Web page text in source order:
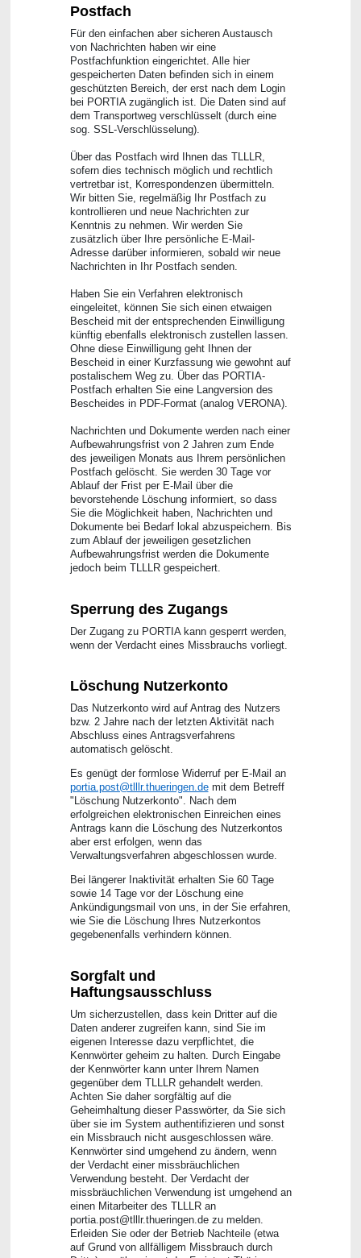
Postfach
Für den einfachen aber sicheren Austausch
von Nachrichten haben wir eine
Postfachfunktion eingerichtet. Alle hier
gespeicherten Daten befinden sich in einem
geschützten Bereich, der erst nach dem Login
bei PORTIA zugänglich ist. Die Daten sind auf
dem Transportweg verschlüsselt (durch eine
sog. SSL-Verschlüsselung).
Über das Postfach wird Ihnen das TLLLR,
sofern dies technisch möglich und rechtlich
vertretbar ist, Korrespondenzen übermitteln.
Wir bitten Sie, regelmäßig Ihr Postfach zu
kontrollieren und neue Nachrichten zur
Kenntnis zu nehmen. Wir werden Sie
zusätzlich über Ihre persönliche E-Mail-
Adresse darüber informieren, sobald wir neue
Nachrichten in Ihr Postfach senden.
Haben Sie ein Verfahren elektronisch
eingeleitet, können Sie sich einen etwaigen
Bescheid mit der entsprechenden Einwilligung
künftig ebenfalls elektronisch zustellen lassen.
Ohne diese Einwilligung geht Ihnen der
Bescheid in einer Kurzfassung wie gewohnt auf
postalischem Weg zu. Über das PORTIA-
Postfach erhalten Sie eine Langversion des
Bescheides in PDF-Format (analog VERONA).
Nachrichten und Dokumente werden nach einer
Aufbewahrungsfrist von 2 Jahren zum Ende
des jeweiligen Monats aus Ihrem persönlichen
Postfach gelöscht. Sie werden 30 Tage vor
Ablauf der Frist per E-Mail über die
bevorstehende Löschung informiert, so dass
Sie die Möglichkeit haben, Nachrichten und
Dokumente bei Bedarf lokal abzuspeichern. Bis
zum Ablauf der jeweiligen gesetzlichen
Aufbewahrungsfrist werden die Dokumente
jedoch beim TLLLR gespeichert.
Sperrung des Zugangs
Der Zugang zu PORTIA kann gesperrt werden,
wenn der Verdacht eines Missbrauchs vorliegt.
Löschung Nutzerkonto
Das Nutzerkonto wird auf Antrag des Nutzers
bzw. 2 Jahre nach der letzten Aktivität nach
Abschluss eines Antragsverfahrens
automatisch gelöscht.
Es genügt der formlose Widerruf per E-Mail an
portia.post@tlllr.thueringen.demit dem Betreff
"Löschung Nutzerkonto". Nach dem
erfolgreichen elektronischen Einreichen eines
Antrags kann die Löschung des Nutzerkontos
aber erst erfolgen, wenn das
Verwaltungsverfahren abgeschlossen wurde.
Bei längerer Inaktivität erhalten Sie 60 Tage
sowie 14 Tage vor der Löschung eine
Ankündigungsmail von uns, in der Sie erfahren,
wie Sie die Löschung Ihres Nutzerkontos
gegebenenfalls verhindern können.
Sorgfalt und
Haftungsausschluss
Um sicherzustellen, dass kein Dritter auf die
Daten anderer zugreifen kann, sind Sie im
eigenen Interesse dazu verpflichtet, die
Kennwörter geheim zu halten. Durch Eingabe
der Kennwörter kann unter Ihrem Namen
gegenüber dem TLLLR gehandelt werden.
Achten Sie daher sorgfältig auf die
Geheimhaltung dieser Passwörter, da Sie sich
über sie im System authentifizieren und sonst
ein Missbrauch nicht ausgeschlossen wäre.
Kennwörter sind umgehend zu ändern, wenn
der Verdacht einer missbräuchlichen
Verwendung besteht. Der Verdacht der
missbräuchlichen Verwendung ist umgehend an
einen Mitarbeiter des TLLLR an
portia.post@tlllr.thueringen.de zu melden.
Erleiden Sie oder der Betrieb Nachteile (etwa
auf Grund von allfälligem Missbrauch durch